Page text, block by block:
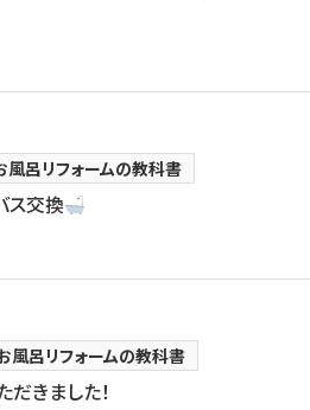
風呂リフォームの教科書
ス交換
風呂リフォームの教科書
きました！